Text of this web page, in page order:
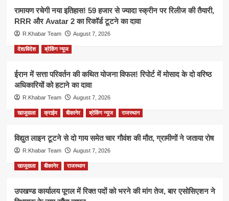
रामायण रचेगी नया इतिहास! 59 हजार से ज्यादा स्क्रीन पर रिलीज की तैयारी,
RRR और Avatar 2 का रिकॉर्ड टूटने का दावा
R.Khabar Team August 7, 2026
देश/विदेश ब्रेकिंग न्यूज
ईरान में सत्ता परिवर्तन की कथित योजना विफल! रिपोर्ट में मोसाद के दो वरिष्ठ
अधिकारियों को हटाने का दावा
R.Khabar Team August 7, 2026
खाजूवाला क्राईम बीकानेर ब्रेकिंग न्यूज राजस्थान
विद्युत लाइन टूटने से दो गाय समेत चार गौवंश की मौत, ग्रामीणों ने जताया रोष
R.Khabar Team August 7, 2026
खाजूवाला बीकानेर राजस्थान
उपखण्ड कार्यालय पूगल में रिक्त पदों को भरने की मांग तेज, बार एसोसिएशन ने